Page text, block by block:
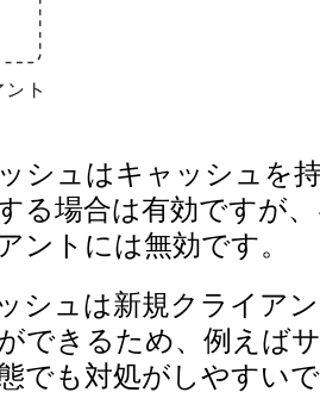
シュはキャッシュを
る場合は有効ですが
ントには無効です。
シュは新規クライア
できるため、例えば
でも対処がしやすい